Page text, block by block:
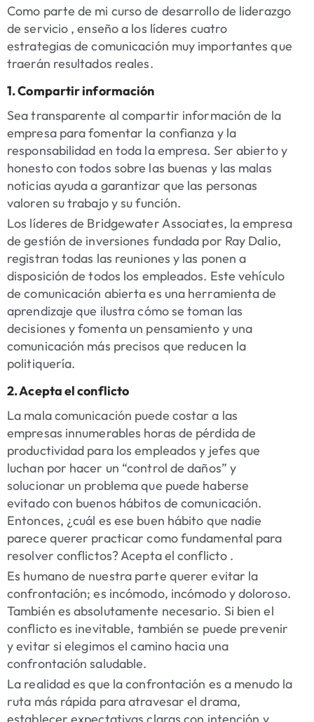
Como parte de mi curso de desarrollo de liderazgo
de servicio , enseño a los líderes cuatro
estrategias de comunicación muy importantes que
traerán resultados reales.
1. Compartir información
Sea transparente al compartir información de la
empresa para fomentar la confianza y la
responsabilidad en toda la empresa. Ser abierto y
honesto con todos sobre las buenas y las malas
noticias ayuda a garantizar que las personas
valoren su trabajo y su función.
Los líderes de Bridgewater Associates, la empresa
de gestión de inversiones fundada por Ray Dalio,
registran todas las reuniones y las ponen a
disposición de todos los empleados. Este vehículo
de comunicación abierta es una herramienta de
aprendizaje que ilustra cómo se toman las
decisiones y fomenta un pensamiento y una
comunicación más precisos que reducen la
politiquería.
2. Acepta el conflicto
La mala comunicación puede costar a las
empresas innumerables horas de pérdida de
productividad para los empleados y jefes que
luchan por hacer un “control de daños” y
solucionar un problema que puede haberse
evitado con buenos hábitos de comunicación.
Entonces, ¿cuál es ese buen hábito que nadie
parece querer practicar como fundamental para
resolver conflictos? Acepta el conflicto .
Es humano de nuestra parte querer evitar la
confrontación; es incómodo, incómodo y doloroso.
También es absolutamente necesario. Si bien el
conflicto es inevitable, también se puede prevenir
y evitar si elegimos el camino hacia una
confrontación saludable.
La realidad es que la confrontación es a menudo la
ruta más rápida para atravesar el drama,